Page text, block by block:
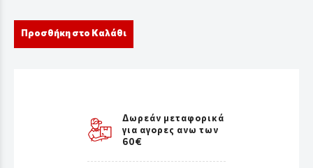
Προσθήκη στο Καλάθι
Δωρεάν μεταφορικά
για αγορες ανω των
60€